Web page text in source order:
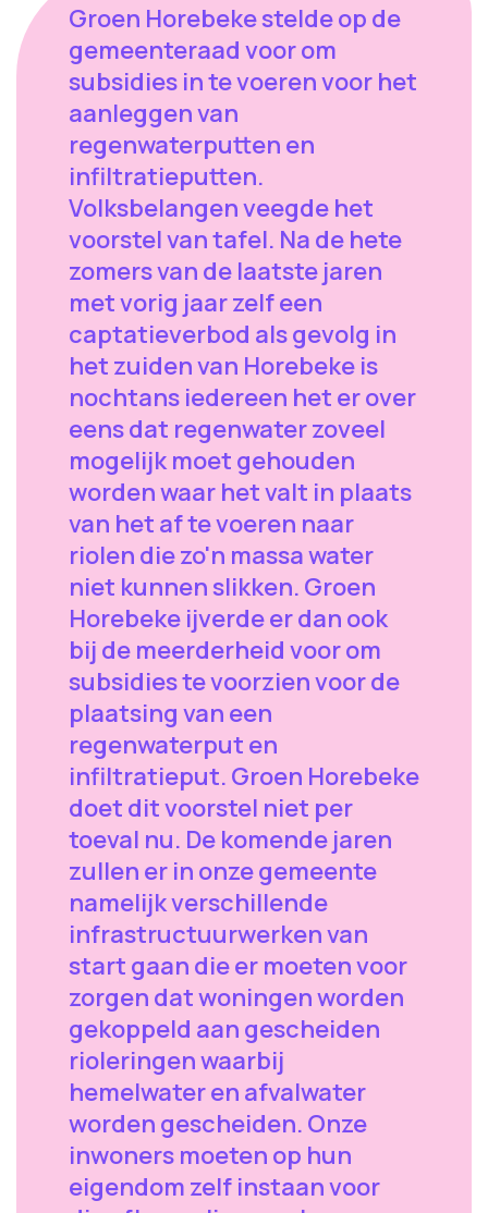
Groen Horebeke stelde op de
gemeenteraad voor om
subsidies in te voeren voor het
aanleggen van
regenwaterputten en
infiltratieputten.
Volksbelangen veegde het
voorstel van tafel. Na de hete
zomers van de laatste jaren
met vorig jaar zelf een
captatieverbod als gevolg in
het zuiden van Horebeke is
nochtans iedereen het er over
eens dat regenwater zoveel
mogelijk moet gehouden
worden waar het valt in plaats
van het af te voeren naar
riolen die zo'n massa water
niet kunnen slikken. Groen
Horebeke ijverde er dan ook
bij de meerderheid voor om
subsidies te voorzien voor de
plaatsing van een
regenwaterput en
infiltratieput. Groen Horebeke
doet dit voorstel niet per
toeval nu. De komende jaren
zullen er in onze gemeente
namelijk verschillende
infrastructuurwerken van
start gaan die er moeten voor
zorgen dat woningen worden
gekoppeld aan gescheiden
rioleringen waarbij
hemelwater en afvalwater
worden gescheiden. Onze
inwoners moeten op hun
eigendom zelf instaan voor